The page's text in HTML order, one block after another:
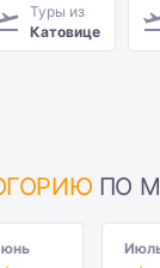
Туры из
Катовице
ПО